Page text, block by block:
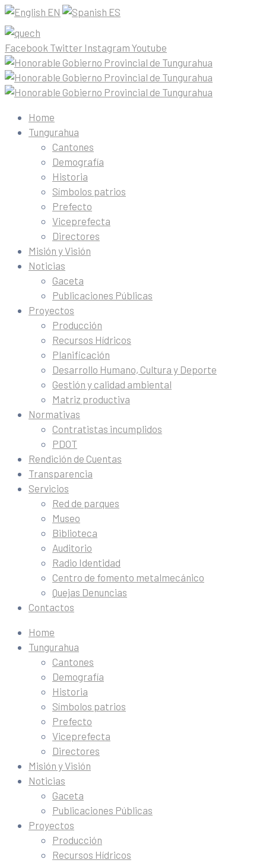
EN ES
Facebook Twitter Instagram Youtube
Home
Tungurahua
Cantones
Demografía
Historia
Símbolos patrios
Prefecto
Viceprefecta
Directores
Misión y Visión
Noticias
Gaceta
Publicaciones Públicas
Proyectos
Producción
Recursos Hídricos
Planificación
Desarrollo Humano, Cultura y Deporte
Gestión y calidad ambiental
Matriz productiva
Normativas
Contratistas incumplidos
PDOT
Rendición de Cuentas
Transparencia
Servicios
Red de parques
Museo
Biblioteca
Auditorio
Radio Identidad
Centro de fomento metalmecánico
Quejas Denuncias
Contactos
Home
Tungurahua
Cantones
Demografía
Historia
Símbolos patrios
Prefecto
Viceprefecta
Directores
Misión y Visión
Noticias
Gaceta
Publicaciones Públicas
Proyectos
Producción
Recursos Hídricos